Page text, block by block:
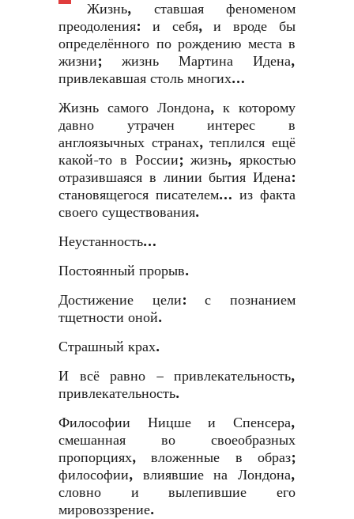
Жизнь, ставшая феноменом
преодоления: и себя, и вроде бы
определённого по рождению места в
жизни; жизнь Мартина Идена,
привлекавшая столь многих…
Жизнь самого Лондона, к которому
давно утрачен интерес в
англоязычных странах, теплился ещё
какой-то в России; жизнь, яркостью
отразившаяся в линии бытия Идена:
становящегося писателем… из факта
своего существования.
Неустанность…
Постоянный прорыв.
Достижение цели: с познанием
тщетности оной.
Страшный крах.
И всё равно – привлекательность,
привлекательность.
Философии Ницше и Спенсера,
смешанная во своеобразных
пропорциях, вложенные в образ;
философии, влиявшие на Лондона,
словно и вылепившие его
мировоззрение.